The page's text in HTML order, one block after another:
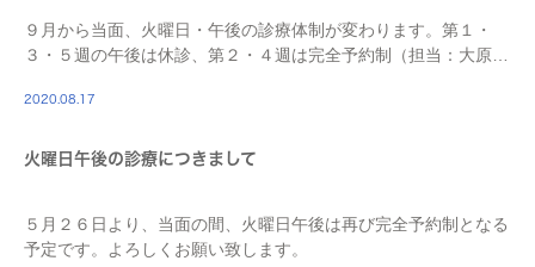
９月から当面、火曜日・午後の診療体制が変わります。第１・
３・５週の午後は休診、第２・４週は完全予約制（担当：大原医
2020.08.17
火曜日午後の診療につきまして
５月２６日より、当面の間、火曜日午後は再び完全予約制となる
予定です。よろしくお願い致します。